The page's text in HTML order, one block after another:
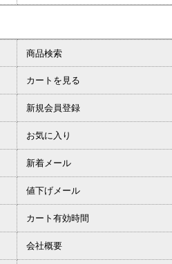
商品検索
カートを見る
新規会員登録
お気に入り
新着メール
値下げメール
カート有効時間
会社概要